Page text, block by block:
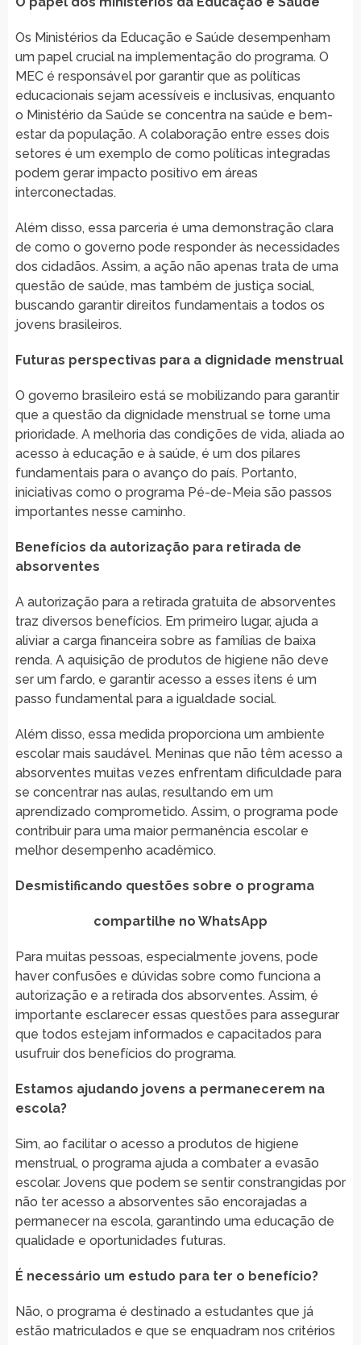
Os Ministérios da Educação e Saúde desempenham
um papel crucial na implementação do programa. O
MEC é responsável por garantir que as políticas
educacionais sejam acessíveis e inclusivas, enquanto
o Ministério da Saúde se concentra na saúde e bem-
estar da população. A colaboração entre esses dois
setores é um exemplo de como políticas integradas
podem gerar impacto positivo em áreas
interconectadas.
Além disso, essa parceria é uma demonstração clara
de como o governo pode responder às necessidades
dos cidadãos. Assim, a ação não apenas trata de uma
questão de saúde, mas também de justiça social,
buscando garantir direitos fundamentais a todos os
jovens brasileiros.
Futuras perspectivas para a dignidade menstrual
O governo brasileiro está se mobilizando para garantir
que a questão da dignidade menstrual se torne uma
prioridade. A melhoria das condições de vida, aliada ao
acesso à educação e à saúde, é um dos pilares
fundamentais para o avanço do país. Portanto,
iniciativas como o programa Pé-de-Meia são passos
importantes nesse caminho.
Benefícios da autorização para retirada de
absorventes
A autorização para a retirada gratuita de absorventes
traz diversos benefícios. Em primeiro lugar, ajuda a
aliviar a carga financeira sobre as famílias de baixa
renda. A aquisição de produtos de higiene não deve
ser um fardo, e garantir acesso a esses itens é um
passo fundamental para a igualdade social.
Além disso, essa medida proporciona um ambiente
escolar mais saudável. Meninas que não têm acesso a
absorventes muitas vezes enfrentam dificuldade para
se concentrar nas aulas, resultando em um
aprendizado comprometido. Assim, o programa pode
contribuir para uma maior permanência escolar e
melhor desempenho acadêmico.
Desmistificando questões sobre o programa
compartilhe no WhatsApp
Para muitas pessoas, especialmente jovens, pode
haver confusões e dúvidas sobre como funciona a
autorização e a retirada dos absorventes. Assim, é
importante esclarecer essas questões para assegurar
que todos estejam informados e capacitados para
usufruir dos benefícios do programa.
Estamos ajudando jovens a permanecerem na
escola?
Sim, ao facilitar o acesso a produtos de higiene
menstrual, o programa ajuda a combater a evasão
escolar. Jovens que podem se sentir constrangidas por
não ter acesso a absorventes são encorajadas a
permanecer na escola, garantindo uma educação de
qualidade e oportunidades futuras.
É necessário um estudo para ter o benefício?
Não, o programa é destinado a estudantes que já
estão matriculados e que se enquadram nos critérios